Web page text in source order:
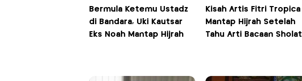
Bermula Ketemu Ustadz
di Bandara, Uki Kautsar
Eks Noah Mantap Hijrah
Kisah Artis Fitri Tropica
Mantap Hijrah Setelah
Tahu Arti Bacaan Sholat